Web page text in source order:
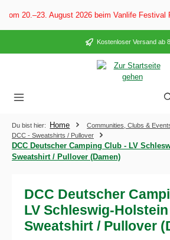
springen
20.–23. August 2026 beim Vanlife Festival
Kostenloser Versand ab
Du bist hier: Home Communities, Clubs &
DCC - Sweatshirts / Pullover
DCC Deutscher Camping Club - LV
Sweatshirt / Pullover (Damen)
DCC Deutscher
LV Schleswig-Holstein
Sweatshirt / Pullover